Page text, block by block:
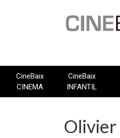
CineBaix
CINEMA
CineBaix
INFANTIL
Olivier